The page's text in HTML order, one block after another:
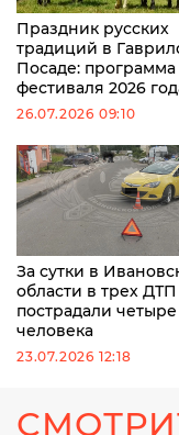
Праздник русских
традиций в
Посаде: программа
фестиваля 2026
26.07.2026 09:10
За сутки в
области в трех ДТП
пострадали четыре
человека
23.07.2026 12:18